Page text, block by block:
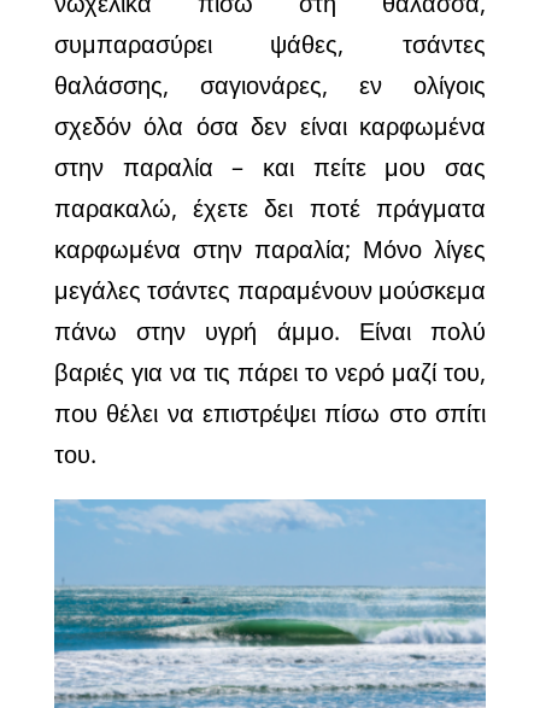
συμπαρασύρει ψάθες, τσάντες
θαλάσσης, σαγιονάρες, εν ολίγοις
σχεδόν όλα όσα δεν είναι καρφωμένα
στην παραλία – και πείτε μου σας
παρακαλώ, έχετε δει ποτέ πράγματα
καρφωμένα στην παραλία; Μόνο λίγες
μεγάλες τσάντες παραμένουν μούσκεμα
πάνω στην υγρή άμμο. Είναι πολύ
βαριές για να τις πάρει το νερό μαζί του,
που θέλει να επιστρέψει πίσω στο σπίτι
του.